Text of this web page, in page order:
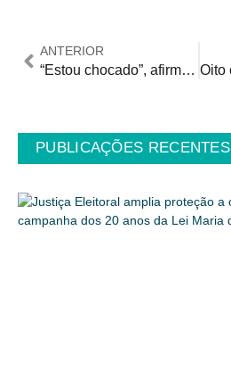
ANTERIOR
“Estou chocado”, afirma prefeito sobre Mauro Checkin
PUBLICAÇÕES RECENTES